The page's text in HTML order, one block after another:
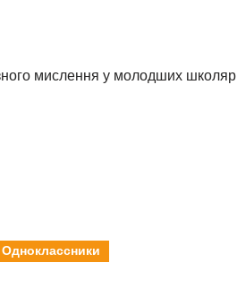
мислення у молодших
Одноклассники